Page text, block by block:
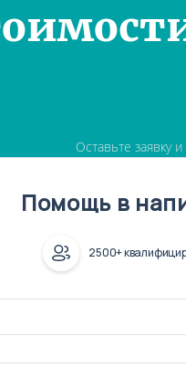
Оставьте заявку
Помощь в
2500+